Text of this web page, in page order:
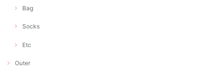
Bag
Socks
Etc
Outer